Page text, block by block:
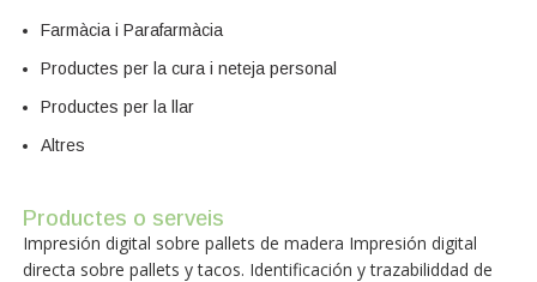
Farmàcia i Parafarmàcia
Productes per la cura i neteja personal
Productes per la llar
Altres
Productes o serveis
Impresión digital sobre pallets de madera Impresión digital
directa sobre pallets y tacos. Identificación y trazabiliddad de